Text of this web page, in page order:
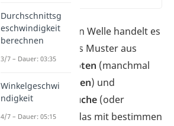
Bei der stehenden Welle handelt es
sich um ein festes Muster aus
Schwingungsknoten (manchmal
auchWellenknoten) und
Schwingungsbäuche(oder
Wellenbäuche
), das mit bestimmen
Durchschnittsg
eschwindigkeit
berechnen
3/7 – Dauer: 03:35
Winkelgeschwi
ndigkeit
4/7 – Dauer: 05:15